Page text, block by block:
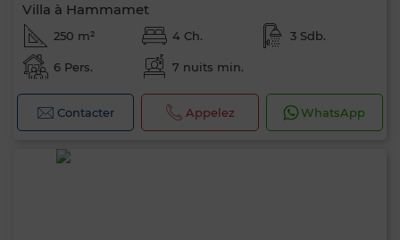
Villa à Hammamet
250 m² 4 Ch. 3 Sdb.
6 Pers. 7 nuits min.
Contacter Appelez WhatsApp